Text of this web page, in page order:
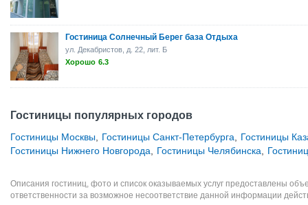
Гостиница Солнечный Берег база Отдыха
ул. Декабристов, д. 22, лит. Б
Хорошо 6.3
Гостиницы популярных городов
Гостиницы Москвы Гостиницы Санкт-Петербурга
Гостиницы
Гостиницы Нижнего Новгорода
Гостиницы Челябинска
Описания гостиниц, фото и список оказываемых услуг предоставлены
ответственности за возможное несоответствие данной информации